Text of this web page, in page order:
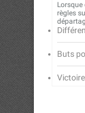
règles
Buts